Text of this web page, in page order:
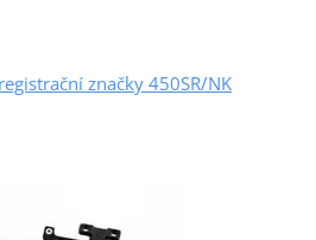
značky 450SR/NK